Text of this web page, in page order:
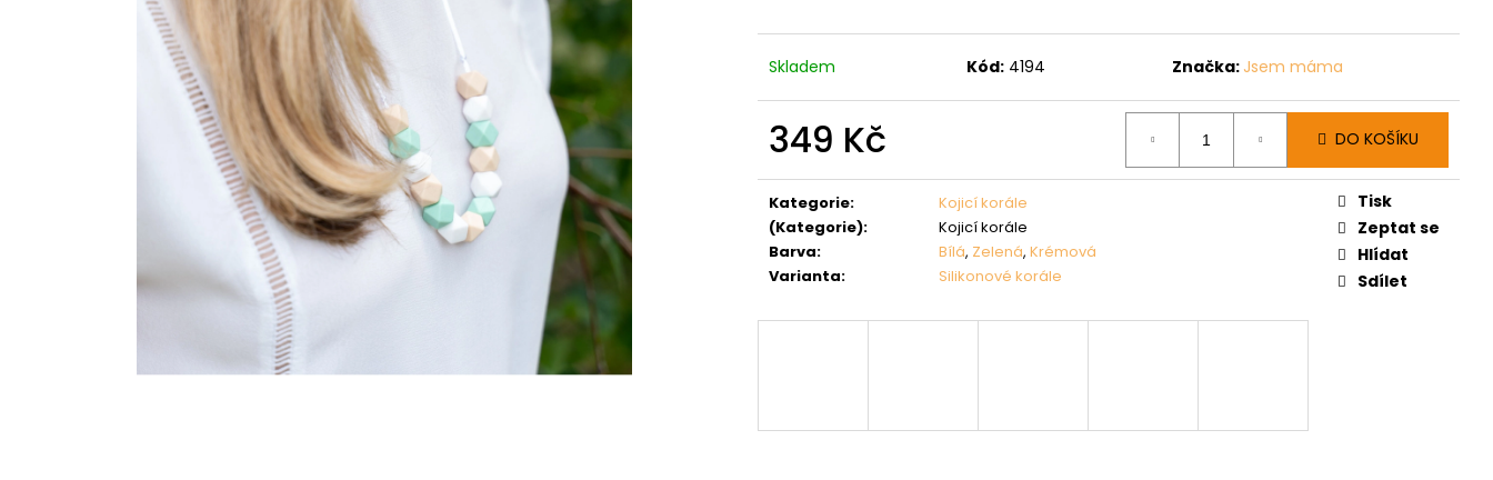
Skladem Kód: 4194 Značka: Jsem máma
349 Kč
cena:
DO KOŠÍKU
Kategorie:
Kojicí korále
(Kategorie):
Kojicí korále
Barva: Bílá, Zelená, Krémová
Varianta: Silikonové korále
Tisk
Zeptat se
Hlídat
Sdílet